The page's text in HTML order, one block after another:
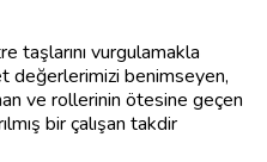
taşlarını vurgulamakla
değerlerimizi benimseyen,
ve rollerinin ötesine geçen
bir çalışan takdir